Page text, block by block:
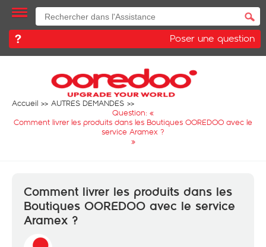
Poser une question
Accueil
AUTRES DEMANDES
Question: «
Comment livrer les produits dans les Boutiques OOREDOO avec le
service Aramex ?
»
Comment livrer les produits dans les
Boutiques OOREDOO avec le service
Aramex ?